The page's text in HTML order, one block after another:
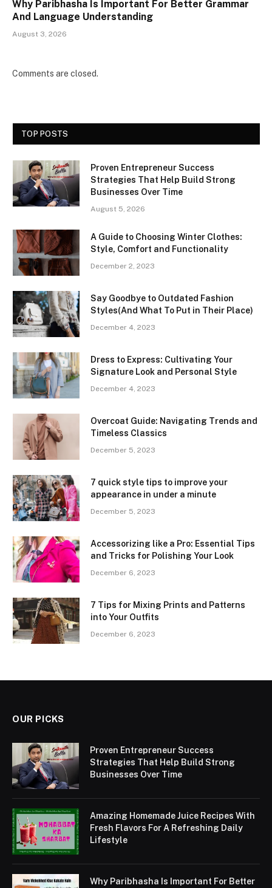
Why Paribhasha Is Important For Better Grammar
And Language Understanding
August 3, 2026
Comments are closed.
TOP POSTS
Proven Entrepreneur Success
Strategies That Help Build Strong
Businesses Over Time
August 5, 2026
A Guide to Choosing Winter Clothes:
Style, Comfort and Functionality
December 2, 2023
Say Goodbye to Outdated Fashion
Styles(And What To Put in Their Place)
December 4, 2023
Dress to Express: Cultivating Your
Signature Look and Personal Style
December 4, 2023
Overcoat Guide: Navigating Trends and
Timeless Classics
December 5, 2023
7 quick style tips to improve your
appearance in under a minute
December 5, 2023
Accessorizing like a Pro: Essential Tips
and Tricks for Polishing Your Look
December 6, 2023
7 Tips for Mixing Prints and Patterns
into Your Outfits
December 6, 2023
OUR PICKS
Proven Entrepreneur Success
Strategies That Help Build Strong
Businesses Over Time
Amazing Homemade Juice Recipes With
Fresh Flavors For A Refreshing Daily
Lifestyle
Why Paribhasha Is Important For Better